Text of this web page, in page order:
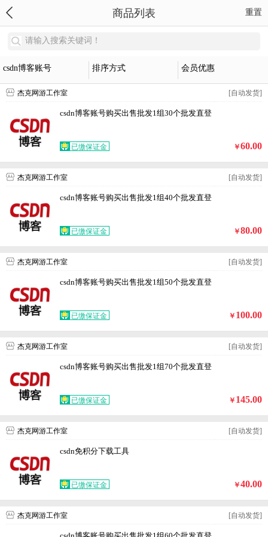
商品列表 重置
请输入搜索关键词！
csdn博客账号 排序方式 会员优惠
杰克网游工作室 [自动发货]
csdn博客账号购买出售批发1组30个批发直登
已缴保证金 ￥60.00
杰克网游工作室 [自动发货]
csdn博客账号购买出售批发1组40个批发直登
已缴保证金 ￥80.00
杰克网游工作室 [自动发货]
csdn博客账号购买出售批发1组50个批发直登
已缴保证金 ￥ 100.00
杰克网游工作室 [自动发货]
csdn博客账号购买出售批发1组70个批发直登
已缴保证金 ￥ 145.00
杰克网游工作室 [自动发货]
csdn免积分下载工具
已缴保证金 ￥40.00
杰克网游工作室 [自动发货]